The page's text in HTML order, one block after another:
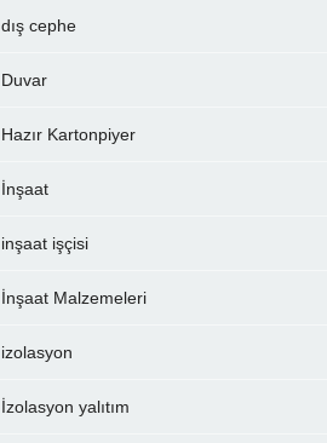
dış cephe
Duvar
Hazır Kartonpiyer
İnşaat
inşaat işçisi
İnşaat Malzemeleri
izolasyon
İzolasyon yalıtım